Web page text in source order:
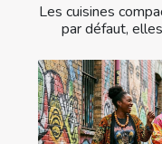
Les cuisines
par défaut,